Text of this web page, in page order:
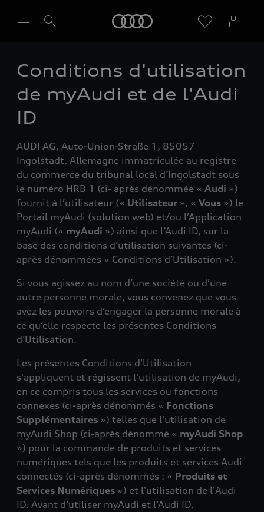
Sélectionner un Partenaire
Conditions d'utilisation
de myAudi et de l'Audi
ID
AUDI AG, Auto-Union-Straße 1, 85057
Ingolstadt, Allemagne immatriculée au registre
du commerce du tribunal local d’Ingolstadt sous
le numéro HRB 1 (ci- après dénommée « Audi »)
fournit à l’utilisateur (« Utilisateur », « Vous ») le
Portail myAudi (solution web) et/ou l’Application
myAudi (« myAudi ») ainsi que l’Audi ID, sur la
base des conditions d’utilisation suivantes (ci-
après dénommées « Conditions d’Utilisation »).
Si vous agissez au nom d’une société ou d’une
autre personne morale, vous convenez que vous
avez les pouvoirs d’engager la personne morale à
ce qu’elle respecte les présentes Conditions
d’Utilisation.
Les présentes Conditions d'Utilisation
s'appliquent et régissent l'utilisation de myAudi,
en ce compris tous les services ou fonctions
connexes (ci-après dénommés « Fonctions
Supplémentaires ») telles que l'utilisation de
myAudi Shop (ci-après dénommé « myAudi Shop
») pour la commande de produits et services
numériques tels que les produits et services Audi
connectés (ci-après dénommés : « Produits et
Services Numériques ») et l'utilisation de l'Audi
ID. Avant d’utiliser myAudi et l’Audi ID,